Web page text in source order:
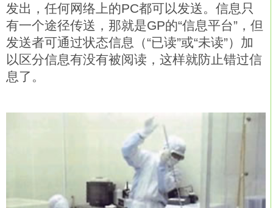
发出，任何网络上的PC都可以发送。信息只
有一个途径传送，那就是GP的“信息平台”，但
发送者可通过状态信息（“已读”或“未读”）加
以区分信息有没有被阅读，这样就防止错过信
息了。